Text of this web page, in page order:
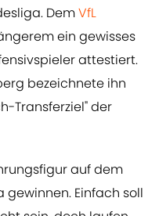
DemVfL
ein gewisses
attestiert.
bezeichnete ihn
Transferziel" der
auf dem
gewinnen. Einfach soll